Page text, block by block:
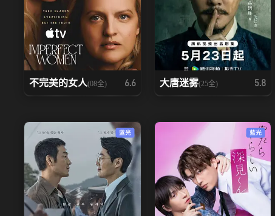
不完美的女人(08全) 6.6 大唐迷雾(25全) 5.8
蓝光 蓝光